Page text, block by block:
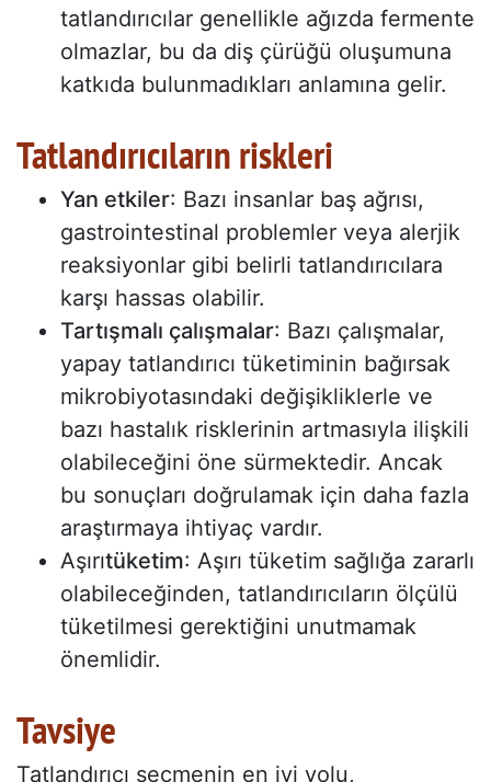
tatlandırıcılar genellikle ağızda fermente
olmazlar, bu da diş çürüğü oluşumuna
katkıda bulunmadıkları anlamına gelir.
Tatlandırıcıların riskleri
Yan etkiler: Bazı insanlar baş ağrısı,
gastrointestinal problemler veya alerjik
reaksiyonlar gibi belirli tatlandırıcılara
karşı hassas olabilir.
Tartışmalı çalışmalar: Bazı çalışmalar,
yapay tatlandırıcı tüketiminin bağırsak
mikrobiyotasındaki değişikliklerle ve
bazı hastalık risklerinin artmasıyla ilişkili
olabileceğini öne sürmektedir. Ancak
bu sonuçları doğrulamak için daha fazla
araştırmaya ihtiyaç vardır.
Aşırıtüketim: Aşırı tüketim sağlığa zararlı
olabileceğinden, tatlandırıcıların ölçülü
tüketilmesi gerektiğini unutmamak
önemlidir.
Tavsiye
Tatlandırıcı seçmenin en iyi yolu,